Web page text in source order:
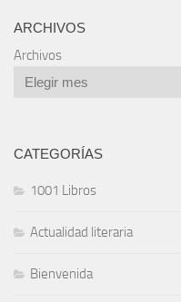
ARCHIVOS
Archivos
CATEGORÍAS
1001 Libros
Actualidad literaria
Bienvenida